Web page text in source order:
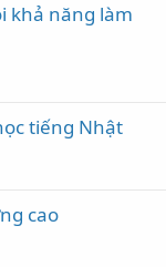
khả năng làm
tiếng Nhật
cao